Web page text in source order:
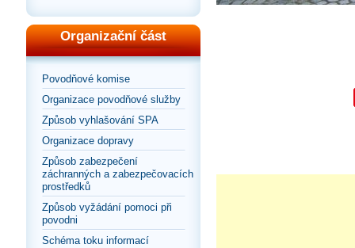
Organizační část
Povodňové komise
Organizace povodňové služby
Způsob vyhlašování SPA
Organizace dopravy
Způsob zabezpečení
záchranných a zabezpečovacích
prostředků
Způsob vyžádání pomoci při
povodni
Schéma toku informací